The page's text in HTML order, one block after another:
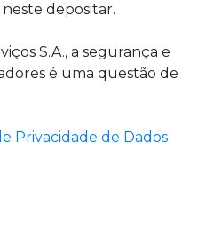
depositar.
S.A., a segurança e
é uma questão de
Privacidade de Dados